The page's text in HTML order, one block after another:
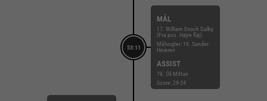
53:11
MÅL
17. William Enoch Dalby
(Fra pos. Højre fløj)
Målvogter: 16. Sander
Heieren
ASSIST
78. Óli Mittun
Score: 29-24